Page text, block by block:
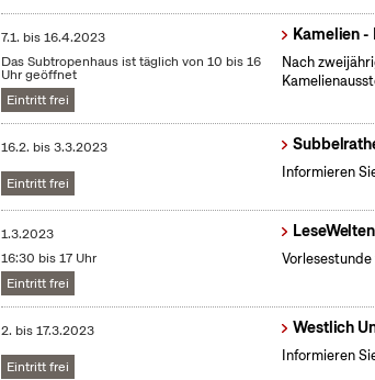
7.1. bis16.4.2023
Das Subtropenhaus ist täglich von 10 bis 16
Uhr geöffnet
Eintritt frei
Kamelien -
Nach
16.2. bis3.3.2023
Eintritt frei
Informieren
1.3.2023
16:30 bis 17 Uhr
Eintritt frei
LeseWelten
2. bis17.3.2023
Eintritt frei
Westlich
Informieren